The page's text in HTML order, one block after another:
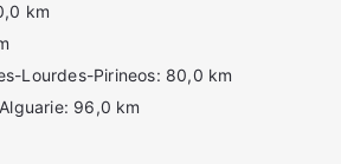
km
Lourdes-Pirineos: 80,0 km
96,0 km